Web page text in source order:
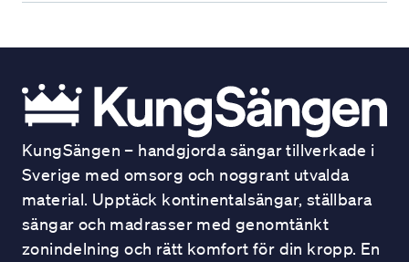
KungSängen – handgjorda sängar tillverkade i
Sverige med omsorg och noggrant utvalda
material. Upptäck kontinentalsängar, ställbara
sängar och madrasser med genomtänkt
zonindelning och rätt komfort för din kropp. En